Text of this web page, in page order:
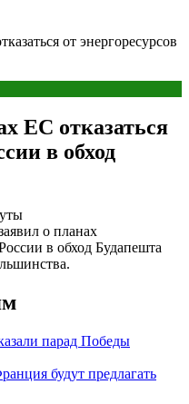
от энергоресурсов
ЕС отказаться
в обход
о планах
в обход Будапешта
парад Победы
будут предлагать